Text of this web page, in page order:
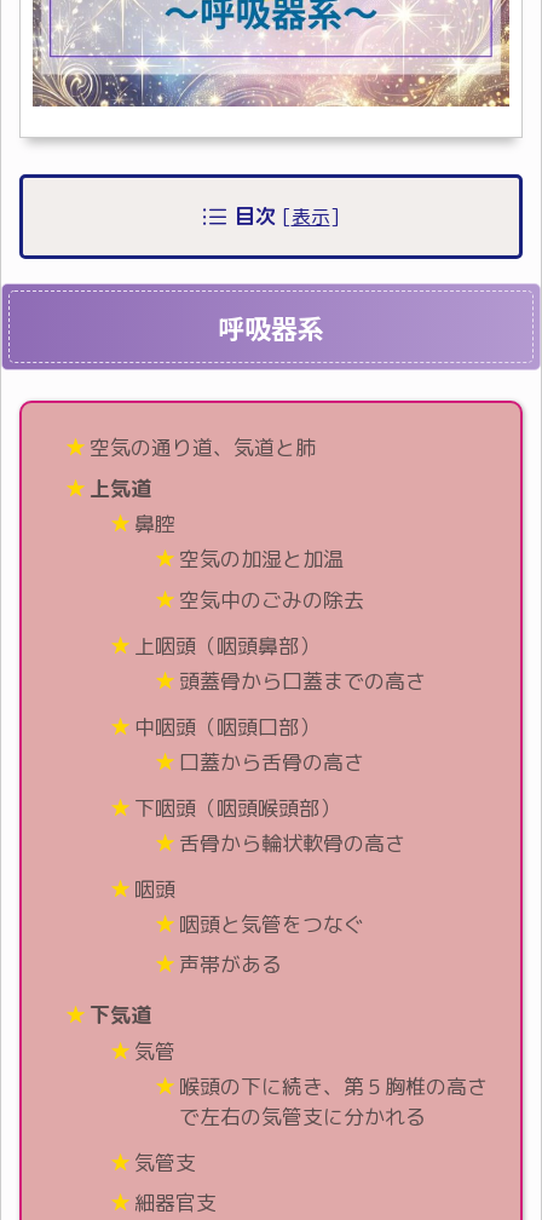
目次 [表示]
呼吸器系
空気の通り道、気道と肺
上気道
鼻腔
空気の加湿と加温
空気中のごみの除去
上咽頭（咽頭鼻部）
頭蓋骨から口蓋までの高さ
中咽頭（咽頭口部）
口蓋から舌骨の高さ
下咽頭（咽頭喉頭部）
舌骨から輪状軟骨の高さ
咽頭
咽頭と気管をつなぐ
声帯がある
下気道
気管
喉頭の下に続き、第５胸椎の高さ
で左右の気管支に分かれる
気管支
細器官支